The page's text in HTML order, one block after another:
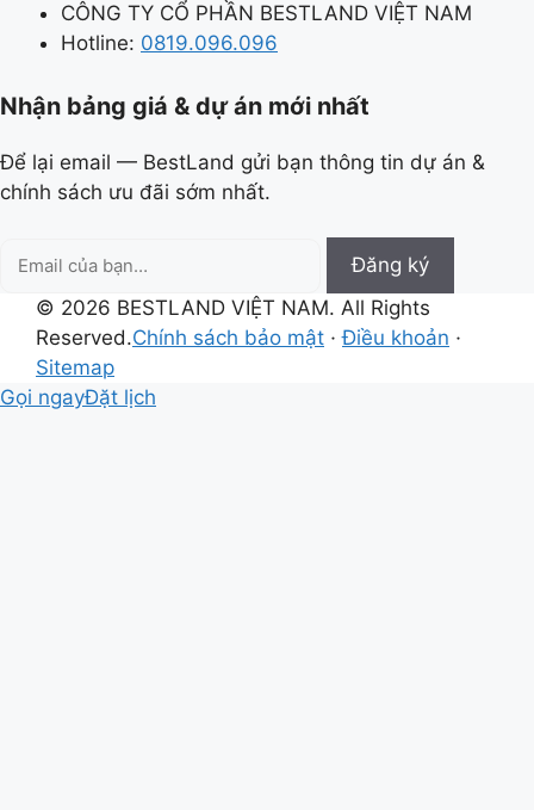
CÔNG TY CỔ PHẦN BESTLAND VIỆT NAM
Hotline: 0819.096.096
Nhận bảng giá & dự án mới nhất
Để lại email — BestLand gửi bạn thông tin dự án &
chính sách ưu đãi sớm nhất.
Đăng ký
© 2026 BESTLAND VIỆT NAM. All Rights
Reserved.Chính sách bảo mật · Điều khoản ·
Sitemap
Gọi ngayĐặt lịch